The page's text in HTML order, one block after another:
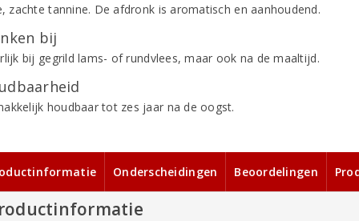
zachte tannine. De afdronk is aromatisch en aanhoudend.
bij
bij gegrild lams- of rundvlees, maar ook na de maaltijd.
houdbaar tot zes jaar na de oogst.
Onderscheidingen Beoordelingen